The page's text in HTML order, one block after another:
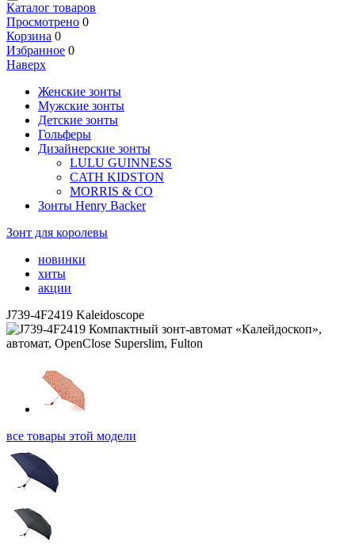
Каталог товаров
Просмотрено 0
Корзина 0
Избранное 0
Наверх
Женские зонты
Мужские зонты
Детские зонты
Гольферы
Дизайнерские зонты
LULU GUINNESS
CATH KIDSTON
MORRIS & CO
Зонты Henry Backer
Зонт для королевы
новинки
хиты
акции
J739-4F2419 Kaleidoscope
все товары этой модели